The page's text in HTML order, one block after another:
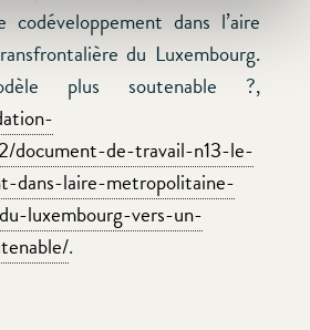
dans l’aire
du Luxembourg.
plus soutenable ?,
document-de-travail-n13-le-
dans-laire-metropolitaine-
luxembourg-vers-un-
.